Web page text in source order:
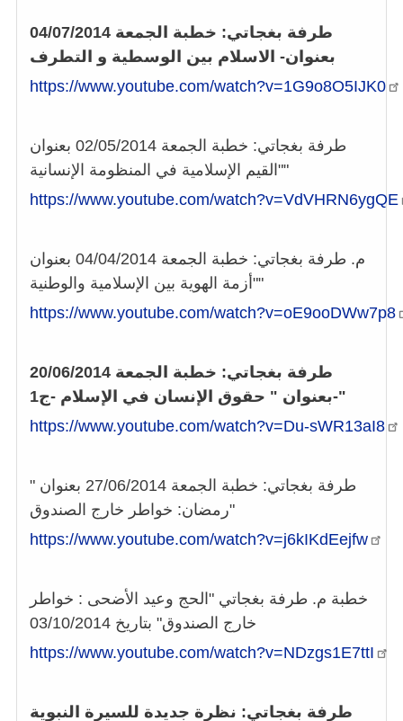
طرفة بغجاتي: خطبة الجمعة 04/07/2014
بعنوان- الاسلام بين الوسطية و التطرف
https://www.youtube.com/watch?v=1G9o8O5IJK0
طرفة بغجاتي: خطبة الجمعة 02/05/2014 بعنوان
"القيم الإسلامية في المنظومة الإنسانية"
https://www.youtube.com/watch?v=VdVHRN6ygQE
م. طرفة بغجاتي: خطبة الجمعة 04/04/2014 بعنوان
"أزمة الهوية بين الإسلامية والوطنية"
https://www.youtube.com/watch?v=oE9ooDWw7p8
طرفة بغجاتي: خطبة الجمعة 20/06/2014
بعنوان " حقوق الإنسان في الإسلام -ج1-"
https://www.youtube.com/watch?v=Du-sWR13aI8
طرفة بغجاتي: خطبة الجمعة 27/06/2014 بعنوان "
رمضان: خواطر خارج الصندوق"
https://www.youtube.com/watch?v=j6kIKdEejfw
خطبة م. طرفة بغجاتي "الحج وعيد الأضحى : خواطر
خارج الصندوق" بتاريخ 03/10/2014
https://www.youtube.com/watch?v=NDzgs1E7ttI
طرفة بغجاتي: نظرة جديدة للسيرة النبوية